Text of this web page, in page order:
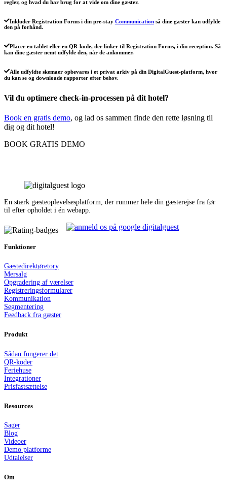
regler, og hvad du har brug for at vide om dine gæster.
Inkluder Registration Forms i din pre-stay Communicationså dine gæster kan udfylde
den på forhånd.
Placer en tablet eller en QR-kode, der linker til Registration Forms, i din reception. Så
kan dine gæster nemt udfylde den, når de ankommer.
Alle udfyldte skemaer opbevares i et privat arkiv på din DigitalGuest-platform, hvor
du kan se og downloade rapporter efter behov.
Vil du optimere check-in-processen på dit hotel?
Book en gratis demo, og lad os sammen finde den rette løsning til
dig og dit hotel!
BOOK GRATIS DEMO
En stærk gæsteoplevelsesplatform, der rummer hele din gæsterejse fra før
til efter opholdet i én webapp.
Funktioner
Gæstedirektøretory
Mersalg
Opgradering af værelser
Registreringsformularer
Kommunikation
Segmentering
Feedback fra gæster
Produkt
Sådan fungerer det
QR-koder
Feriehuse
Integrationer
Prisfastsættelse
Resources
Sager
Blog
Videoer
Demo platforme
Udtalelser
Om